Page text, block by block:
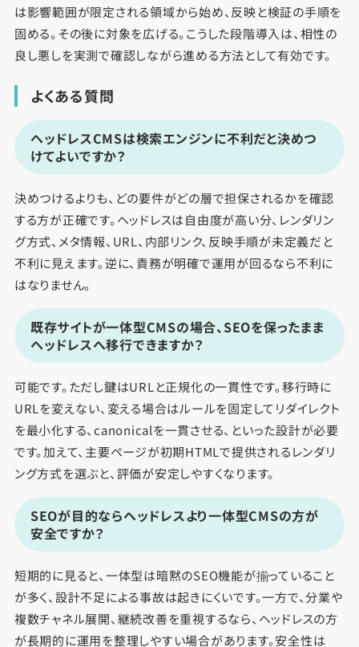
は影響範囲が限定される領域から始め、反映と検証の手順を
固める。その後に対象を広げる。こうした段階導入は、相性の
良し悪しを実測で確認しながら進める方法として有効です。
よくある質問
ヘッドレスCMSは検索エンジンに不利だと決めつ
けてよいですか？
決めつけるよりも、どの要件がどの層で担保されるかを確認
する方が正確です。ヘッドレスは自由度が高い分、レンダリン
グ方式、メタ情報、URL、内部リンク、反映手順が未定義だと
不利に見えます。逆に、責務が明確で運用が回るなら不利に
はなりません。
既存サイトが一体型CMSの場合、SEOを保ったまま
ヘッドレスへ移行できますか？
可能です。ただし鍵はURLと正規化の一貫性です。移行時に
URLを変えない、変える場合はルールを固定してリダイレクト
を最小化する、canonicalを一貫させる、といった設計が必要
です。加えて、主要ページが初期HTMLで提供されるレンダリ
ング方式を選ぶと、評価が安定しやすくなります。
SEOが目的ならヘッドレスより一体型CMSの方が
安全ですか？
短期的に見ると、一体型は暗黙のSEO機能が揃っていること
が多く、設計不足による事故は起きにくいです。一方で、分業や
複数チャネル展開、継続改善を重視するなら、ヘッドレスの方
が長期的に運用を整理しやすい場合があります。安全性は